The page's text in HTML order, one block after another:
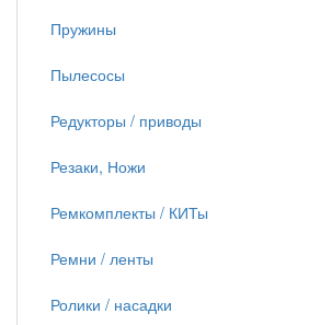
Пружины
Пылесосы
Редукторы / приводы
Резаки, Ножи
Ремкомплекты / КИТы
Ремни / ленты
Ролики / насадки